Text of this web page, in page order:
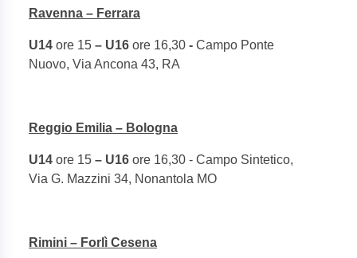
Ravenna – Ferrara
U14 ore 15 – U16 ore 16,30 - Campo Ponte
Nuovo, Via Ancona 43, RA
Reggio Emilia – Bologna
U14 ore 15 – U16 ore 16,30 - Campo Sintetico,
Via G. Mazzini 34, Nonantola MO
Rimini – Forlì Cesena